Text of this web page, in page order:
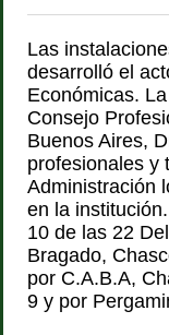
Las
desarrolló el
Económicas.
Consejo
Buenos Aires,
profesionales y
Administración
en la institución.
10 de las 22
Bragado,
por C.A.B.A,
9 y por